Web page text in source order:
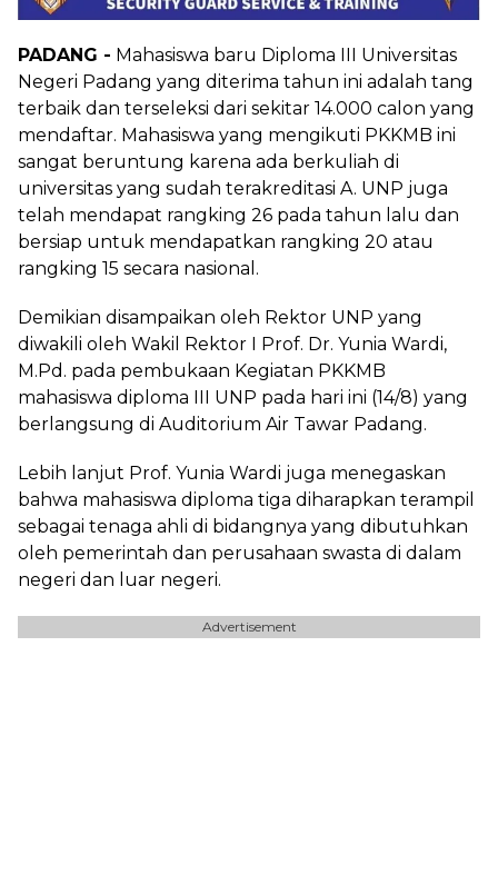
PADANG - Mahasiswa baru Diploma III Universitas
Negeri Padang yang diterima tahun ini adalah tang
terbaik dan terseleksi dari sekitar 14.000 calon yang
mendaftar. Mahasiswa yang mengikuti PKKMB ini
sangat beruntung karena ada berkuliah di
universitas yang sudah terakreditasi A. UNP juga
telah mendapat rangking 26 pada tahun lalu dan
bersiap untuk mendapatkan rangking 20 atau
rangking 15 secara nasional.
Demikian disampaikan oleh Rektor UNP yang
diwakili oleh Wakil Rektor I Prof. Dr. Yunia Wardi,
M.Pd. pada pembukaan Kegiatan PKKMB
mahasiswa diploma III UNP pada hari ini (14/8) yang
berlangsung di Auditorium Air Tawar Padang.
Lebih lanjut Prof. Yunia Wardi juga menegaskan
bahwa mahasiswa diploma tiga diharapkan terampil
sebagai tenaga ahli di bidangnya yang dibutuhkan
oleh pemerintah dan perusahaan swasta di dalam
negeri dan luar negeri.
Advertisement